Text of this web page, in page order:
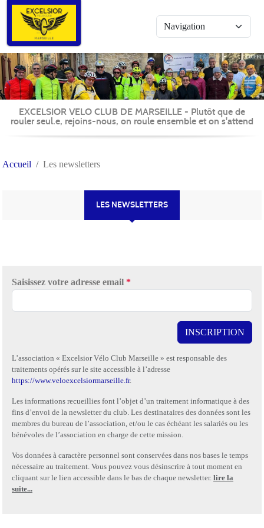
EXCELSIOR VELO CLUB DE MARSEILLE - Plutôt que de
rouler seul.e, rejoins-nous, on roule ensemble et on s'attend
Accueil Les newsletters
LES NEWSLETTERS
Saisissez votre adresse email *
INSCRIPTION
L’association « Excelsior Vélo Club Marseille » est responsable des
traitements opérés sur le site accessible à l’adresse
https://www.veloexcelsiormarseille.fr.
Les informations recueillies font l’objet d’un traitement informatique à des
fins d’envoi de la newsletter du club. Les destinataires des données sont les
membres du bureau de l’association, et/ou le cas échéant les salariés ou les
bénévoles de l’association en charge de cette mission.
Vos données à caractère personnel sont conservées dans nos bases le temps
nécessaire au traitement. Vous pouvez vous désinscrire à tout moment en
cliquant sur le lien accessible dans le bas de chaque newsletter. lire la
suite...
Panneau de gestion des cookies